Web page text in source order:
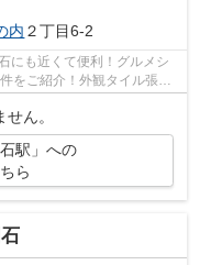
内 ２丁目6-2
にも近くて便利！グルメシ
をご紹介！外観タイル張り
ん。
駅」への
ら